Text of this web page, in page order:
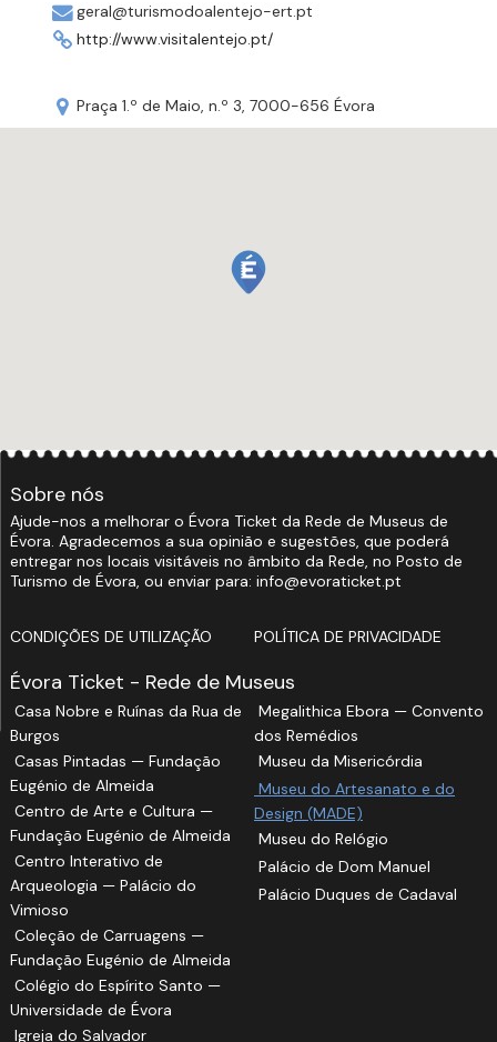
geral@turismodoalentejo-ert.pt
http://www.visitalentejo.pt/
Praça 1.º de Maio, n.º 3, 7000-656 Évora
Sobre nós
Ajude-nos a melhorar o Évora Ticket da Rede de Museus de
Évora. Agradecemos a sua opinião e sugestões, que poderá
entregar nos locais visitáveis no âmbito da Rede, no Posto de
Turismo de Évora, ou enviar para: info@evoraticket.pt
CONDIÇÕES DE UTILIZAÇÃO POLÍTICA DE PRIVACIDADE
Évora Ticket - Rede de Museus
Casa Nobre e Ruínas da Rua de
Burgos
Casas Pintadas — Fundação
Eugénio de Almeida
Centro de Arte e Cultura —
Fundação Eugénio de Almeida
Centro Interativo de
Arqueologia — Palácio do
Vimioso
Coleção de Carruagens —
Fundação Eugénio de Almeida
Colégio do Espírito Santo —
Universidade de Évora
Igreja do Salvador
Megalithica Ebora — Convento
dos Remédios
Museu da Misericórdia
Museu do Artesanato e do
Design (MADE)
Museu do Relógio
Palácio de Dom Manuel
Palácio Duques de Cadaval